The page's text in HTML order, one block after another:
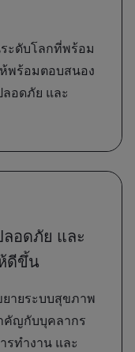
ะดับโลกที่พร้อม
พร้อมตอบสนอง
อดภัย และ
อดภัย และ
ดีขึ้น
ายระบบสุขภาพ
คัญกับบุคลากร
รทำงาน และ